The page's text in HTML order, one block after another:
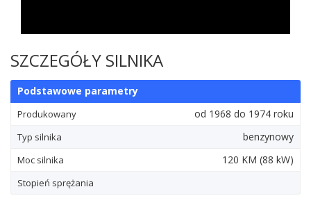
SZCZEGÓŁY SILNIKA
Podstawowe parametry
Produkowany od 1968 do 1974 roku
Typ silnika benzynowy
Moc silnika 120 KM (88 kW)
Stopień sprężania